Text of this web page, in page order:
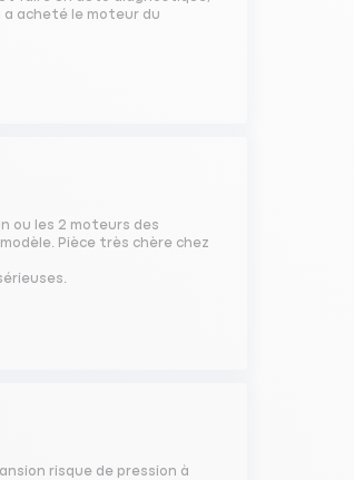
a acheté le moteur du
ou les 2 moteurs des
Pièce très chère chez
risque de pression à